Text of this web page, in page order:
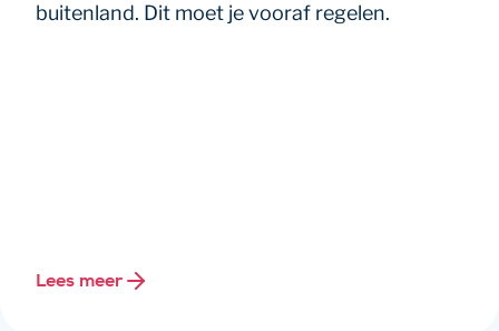
buitenland. Dit moet je vooraf regelen.
Lees meer